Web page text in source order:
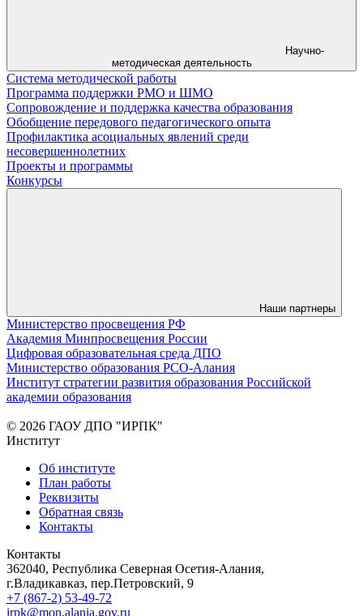
Научно-
методическая деятельность
Система методической работы
Программа поддержки РМО и ШМО
Сопровождение и поддержка качества образования
Обобщение передового педагогического опыта
Профилактика асоциальных явлений среди
несовершеннолетних
Проекты и программы
Конкурсы
Наши партнеры
Министерство просвещения РФ
Академия Минпросвещения России
Цифровая образовательная среда ДПО
Министерство образования РСО-Алания
Институт стратегии развития образования Российской
академии образования
© 2026 ГАОУ ДПО "ИРПК"
Институт
Об институте
План работы
Реквизиты
Обратная связь
Контакты
Контакты
362040, Республика Северная Осетия-Алания,
г.Владикавказ, пер.Петровский, 9
+7 (867-2) 53-49-72
irpk@mon.alania.gov.ru